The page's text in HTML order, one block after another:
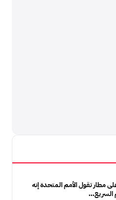
مطار تقول الأمم المتحدة إنه
السريع...